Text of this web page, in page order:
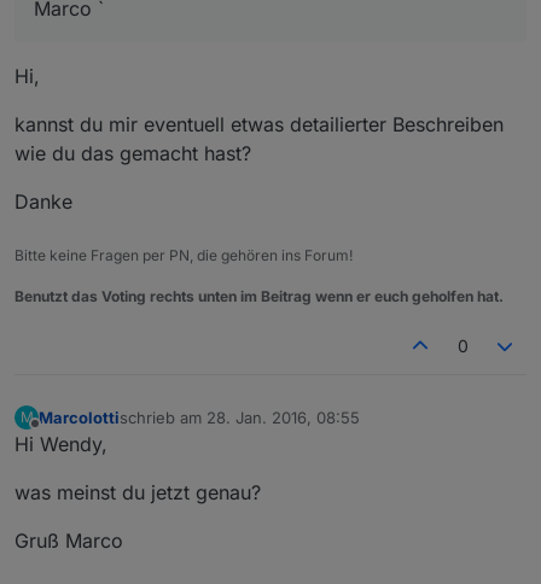
Marco `
Hi,
kannst du mir eventuell etwas detailierter Beschreiben
wie du das gemacht hast?
Danke
Bitte keine Fragen per PN, die gehören ins Forum!
Benutzt das Voting rechts unten im Beitrag wenn er euch geholfen hat.
0
M
Offline
Marcolottischrieb am 28. Jan. 2016, 08:55
zuletzt editiert von
Hi Wendy,
was meinst du jetzt genau?
Gruß Marco